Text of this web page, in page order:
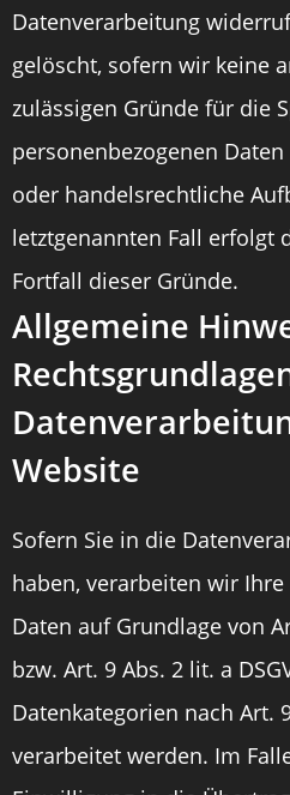
Datenverarbeitung
gelöscht, sofern wir keine
zulässigen Gründe für die
personenbezogenen
oder handelsrechtliche
letztgenannten Fall erfolgt
Fortfall dieser Gründe.
Allgemeine
Website
Sofern Sie in die
haben, verarbeiten wir
Daten auf Grundlage von
bzw. Art. 9 Abs. 2 lit. a
Datenkategorien nach Art.
verarbeitet werden. Im